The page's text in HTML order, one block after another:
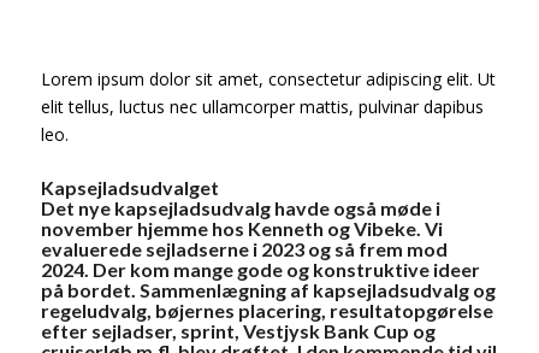
Lorem ipsum dolor sit amet, consectetur adipiscing elit. Ut
elit tellus, luctus nec ullamcorper mattis, pulvinar dapibus
leo.
Kapsejladsudvalget
Det nye kapsejladsudvalg havde også møde i
november hjemme hos Kenneth og Vibeke. Vi
evaluerede sejladserne i 2023 og så frem mod
2024. Der kom mange gode og konstruktive ideer
på bordet. Sammenlægning af kapsejladsudvalg og
regeludvalg, bøjernes placering, resultatopgørelse
efter sejladser, sprint, Vestjysk Bank Cup og